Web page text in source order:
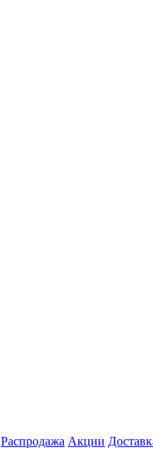
Распродажа Акции